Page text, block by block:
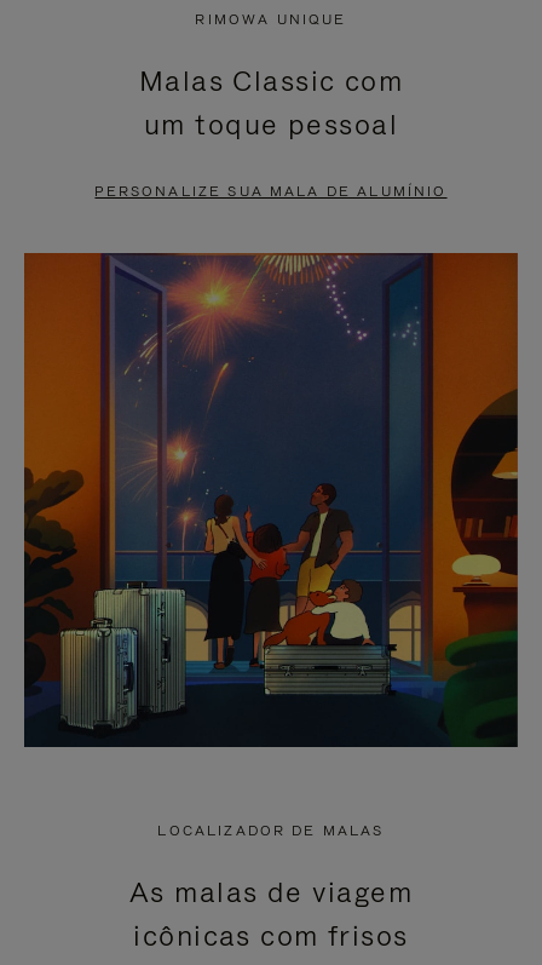
PAUSADO,
PRESSIONE
PARA
LO
SOM.
POR
FAVOR,
PARA
ATIVÁ-
LO
RIMOWA UNIQUE
Malas Classic com
um toque pessoal
PERSONALIZE SUA MALA DE ALUMÍNIO
LOCALIZADOR DE MALAS
As malas de viagem
icônicas com frisos